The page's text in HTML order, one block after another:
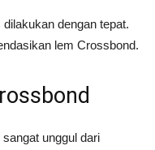
dengan tepat.
lem Crossbond.
unggul dari